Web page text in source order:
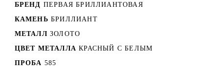
БРЕНД ПЕРВАЯ БРИЛЛИАНТОВАЯ
КАМЕНЬ БРИЛЛИАНТ
МЕТАЛЛ ЗОЛОТО
ЦВЕТ МЕТАЛЛА КРАСНЫЙ C БЕЛЫМ
ПРОБА 585